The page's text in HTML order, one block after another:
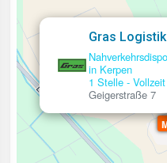
Gras
in Kerpen
1 Stelle - Vollzeit
Geigerstraße 7